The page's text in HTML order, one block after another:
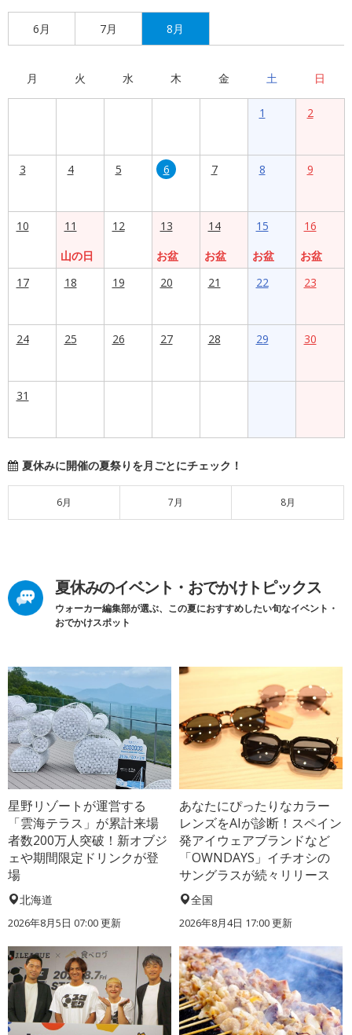
6月 7月 8月
月 火 水 木 金 土 日
1 2
3 4 5 6 7 8 9
10
11
山の日
12
13
お盆
14
お盆
15
お盆
16
お盆
17
18 19 20 21 22 23
24 25 26 27 28 29 30
31
夏休みに開催の夏祭りを月ごとにチェック！
6月 7月 8月
夏休みのイベント・おでかけトピックス
ウォーカー編集部が選ぶ、この夏におすすめしたい旬なイベント・
おでかけスポット
星野リゾートが運営する
「雲海テラス」が累計来場
者数200万人突破！新オブジ
ェや期間限定ドリンクが登
場
北海道
2026年8月5日 07:00更新
あなたにぴったりなカラー
レンズをAIが診断！スペイン
発アイウェアブランドなど
「OWNDAYS」イチオシの
サングラスが続々リリース
全国
2026年8月4日 17:00更新